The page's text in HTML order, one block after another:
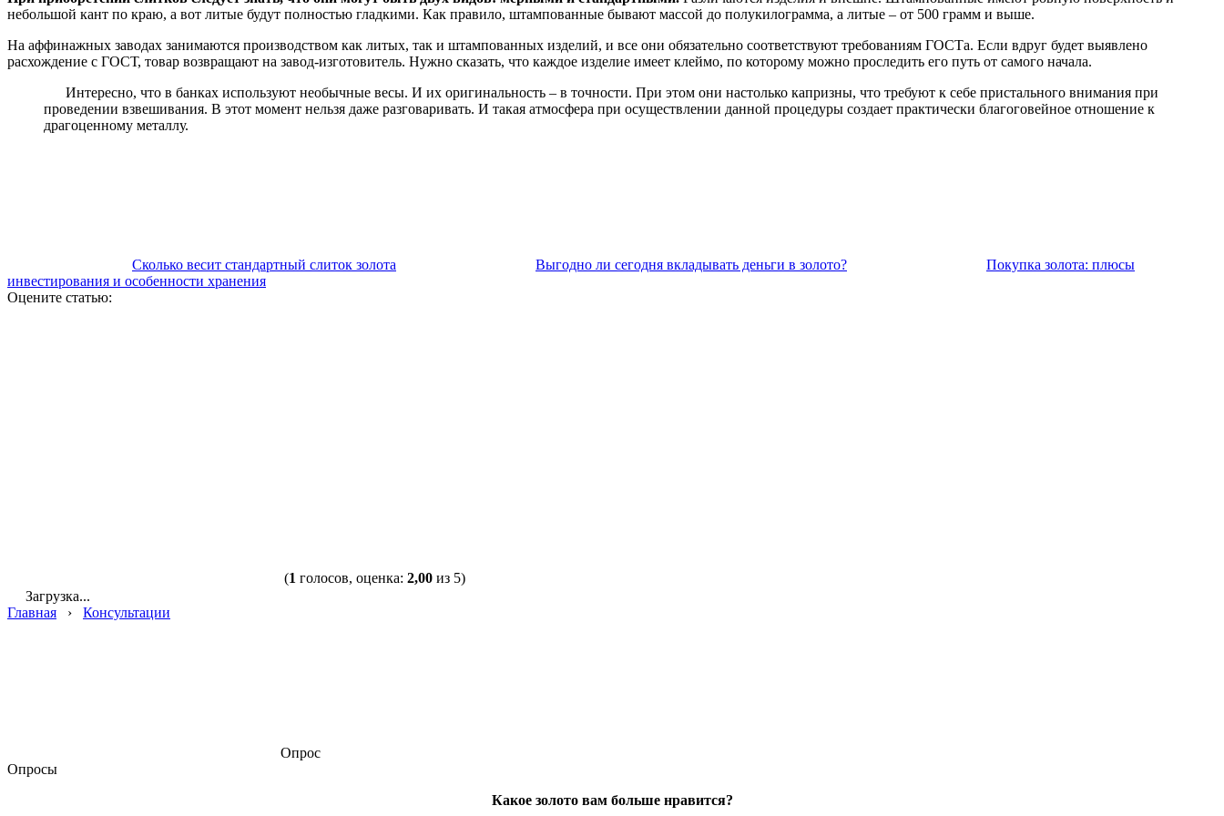
небольшой кант по краю, а вот литые будут полностью гладкими. Как правило, штампованные бывают массой до полукилограмма, а литые – от 500 грамм и выше.
На аффинажных заводах занимаются производством как литых, так и штампованных изделий, и все они обязательно соответствуют требованиям ГОСТа. Если вдруг будет выявлено
расхождение с ГОСТ, товар возвращают на завод-изготовитель. Нужно сказать, что каждое изделие имеет клеймо, по которому можно проследить его путь от самого начала.
Интересно, что в банках используют необычные весы. И их оригинальность – в точности. При этом они настолько капризны, что требуют к себе пристального внимания при
проведении взвешивания. В этот момент нельзя даже разговаривать. И такая атмосфера при осуществлении данной процедуры создает практически благоговейное отношение к
драгоценному металлу.
Сколько весит стандартный слиток золота Выгодно ли сегодня вкладывать деньги в золото?
Покупка золота: плюсы
инвестирования и особенности хранения
Оцените статью:
(1 голосов, оценка: 2,00 из 5)
Загрузка...
Главная › Консультации
Опрос
Опросы
Какое золото вам больше нравится?